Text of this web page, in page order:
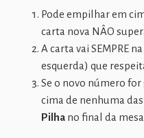
Pode empilhar em
carta nova NÂO
A carta vai SEMPRE
esquerda) que
Se o novo número
cima de nenhuma
Pilhano final da